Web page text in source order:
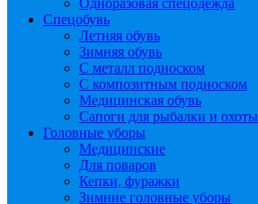
Одноразовая спецодежда
Спецобувь
Летняя обувь
Зимняя обувь
С металл подноском
С композитным подноском
Медицинская обувь
Сапоги для рыбалки и охоты
Головные уборы
Медицинские
Для поваров
Кепки, фуражки
Зимние головные уборы